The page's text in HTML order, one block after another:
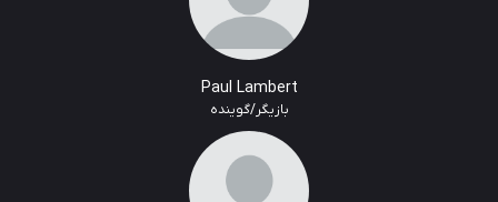
Paul Lambert
بازیگر/گوینده